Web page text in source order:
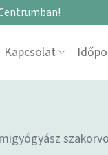
Kapcsolat